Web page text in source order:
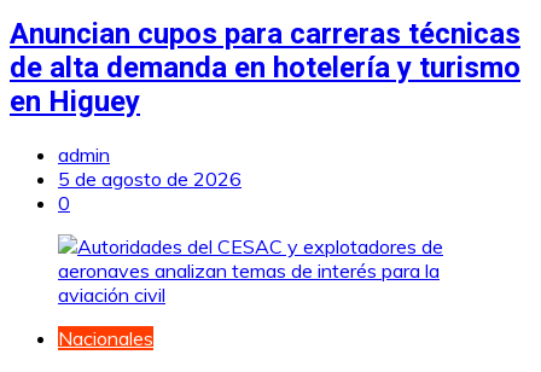
Anuncian cupos para carreras técnicas
de alta demanda en hotelería y turismo
en Higuey
admin
5 de agosto de 2026
0
Nacionales